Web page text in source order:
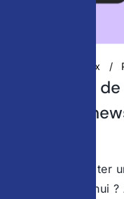
Réseaux Sociaux
Stratégies
site web,
Pourquoi adopter
canal aujourd’hui ?